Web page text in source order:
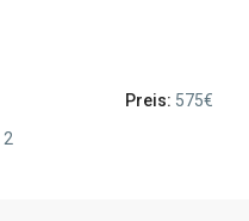
Preis: 575€
2